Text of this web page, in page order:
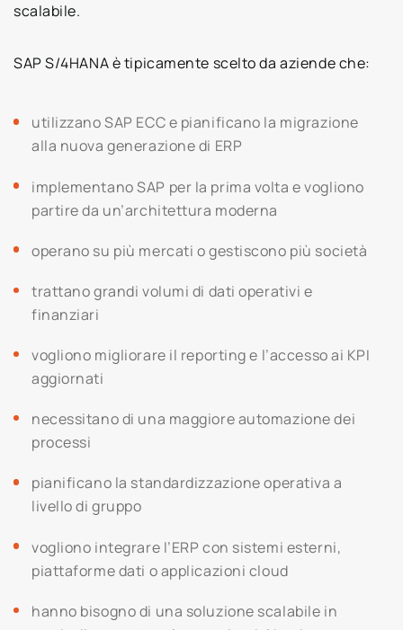
scalabile.
SAP S/4HANA è tipicamente scelto da aziende che:
utilizzano SAP ECC e pianificano la migrazione
alla nuova generazione di ERP
implementano SAP per la prima volta e vogliono
partire da un’architettura moderna
operano su più mercati o gestiscono più società
trattano grandi volumi di dati operativi e
finanziari
vogliono migliorare il reporting e l’accesso ai KPI
aggiornati
necessitano di una maggiore automazione dei
processi
pianificano la standardizzazione operativa a
livello di gruppo
vogliono integrare l’ERP con sistemi esterni,
piattaforme dati o applicazioni cloud
hanno bisogno di una soluzione scalabile in